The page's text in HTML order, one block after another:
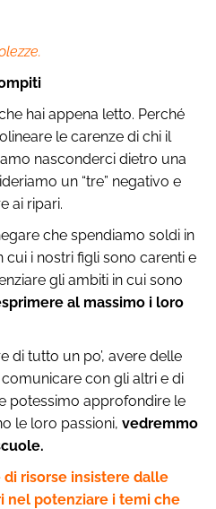
hai appena letto. Perché
le carenze di chi il
nasconderci dietro una
un “tre” negativo e
ai ripari.
che spendiamo soldi in
cui i nostri figli sono carenti e
gli ambiti in cui sono
al massimo i loro
di tutto un po’, avere delle
con gli altri e di
potessimo approfondire le
le loro passioni, vedremmo
risorse insistere dalle
nel potenziare i temi che